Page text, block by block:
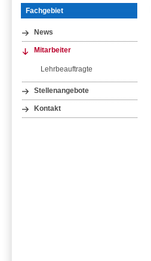
Fachgebiet
News
Mitarbeiter
Lehrbeauftragte
Stellenangebote
Kontakt